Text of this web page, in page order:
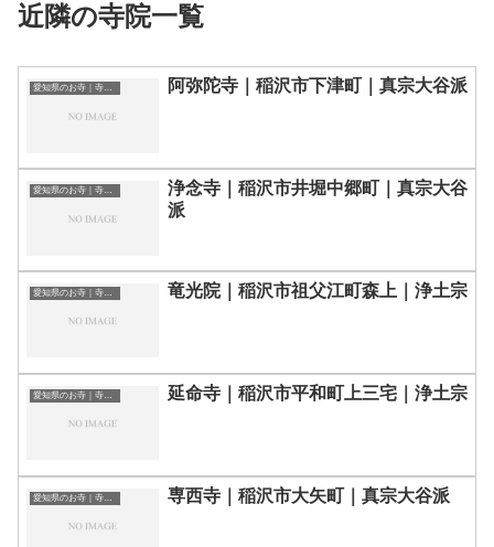
近隣の寺院一覧
愛知県のお寺｜寺院一覧 阿弥陀寺｜稲沢市下津町｜真宗大谷派
愛知県のお寺｜寺院一覧
浄念寺｜稲沢市井堀中郷町｜真宗大谷
派
愛知県のお寺｜寺院一覧 竜光院｜稲沢市祖父江町森上｜浄土宗
愛知県のお寺｜寺院一覧 延命寺｜稲沢市平和町上三宅｜浄土宗
愛知県のお寺｜寺院一覧 専西寺｜稲沢市大矢町｜真宗大谷派